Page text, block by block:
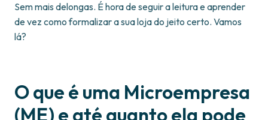
Sem mais delongas. É hora de seguir a leitura e aprender
de vez como formalizar a sua loja do jeito certo. Vamos
lá?
O que é uma Microempresa
(ME) e até quanto ela pode